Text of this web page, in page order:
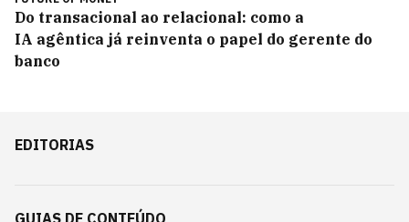
Do transacional ao relacional: como a
IA agêntica já reinventa o papel do gerente do
banco
EDITORIAS
GUIAS DE CONTEÚDO